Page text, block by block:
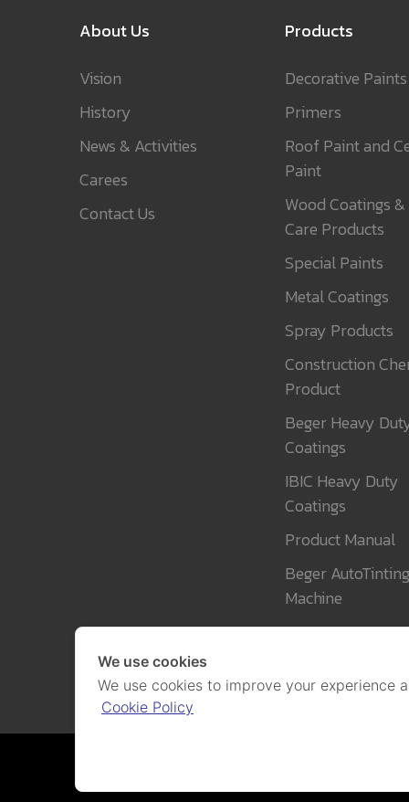
About Us
Vision
History
News & Activities
Carees
Contact Us
Products
Decorative Paints
Primers
Roof Paint and
Paint
Wood Coatings
Care Products
Special Paints
Metal Coatings
Spray Products
Construction
Product
Beger Heavy
Coatings
IBIC Heavy Duty
Coatings
Product Manual
Beger AutoTinting
Machine
We use cookies
We use cookies to improve your experience
Cookie Policy